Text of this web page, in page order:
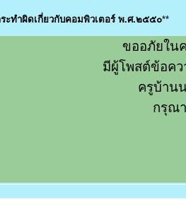
ะทำผิดเกี่ยวกับคอมพิวเตอร์ พ.ศ.๒๕๕๐**
ขออภัยใน
มีผู้โพสต์ข้อคว
ครูบ้าน
กรุณ